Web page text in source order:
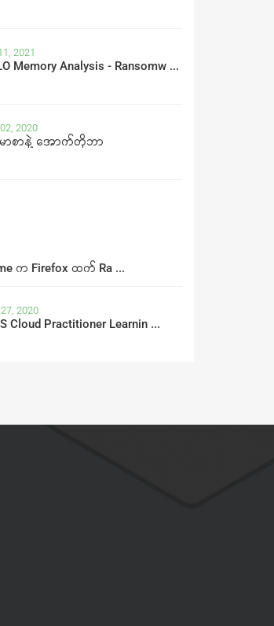
2021
Memory Analysis - Ransomw ...
2020
မာစာနဲ့ အောက်တိုဘာ
က Firefox ထက် Ra ...
2020
Cloud Practitioner Learnin ...